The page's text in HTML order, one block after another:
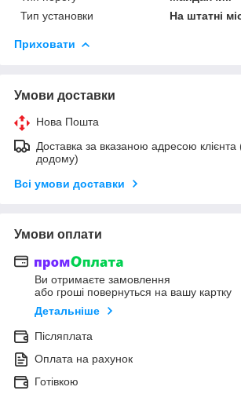
Тип установки
На штатні
Приховати
Умови доставки
Нова Пошта
Доставка за вказаною адресою клієнта
додому)
Всі умови доставки
Умови оплати
Ви отримаєте замовлення
або гроші повернуться на вашу картку
Детальніше
Післяплата
Оплата на рахунок
Готівкою